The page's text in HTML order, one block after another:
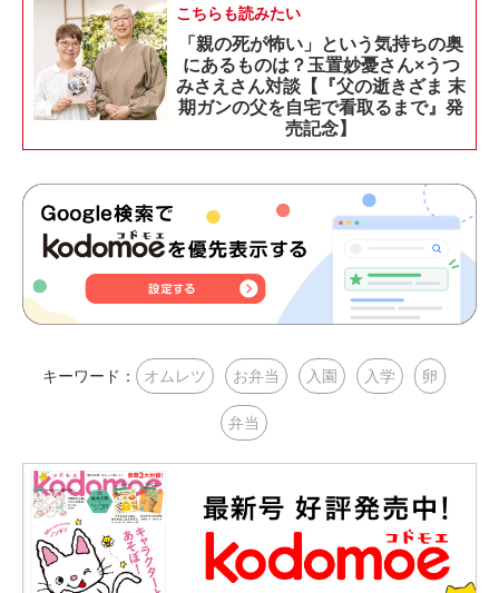
こちらも読みたい
「親の死が怖い」という気持ちの奥
にあるものは？玉置妙憂さん×うつ
みさえさん対談【『父の逝きざま 末
期ガンの父を自宅で看取るまで』発
売記念】
キーワード： オムレツ お弁当 入園 入学 卵
弁当